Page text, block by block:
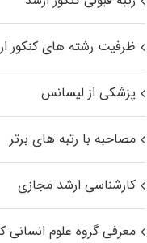
ظرفیت رشته های کنکور
پزشکی از لیسانس
مصاحبه با رتبه های برتر
کارشناسی ارشد مجازی
معرفی گروه علوم انسانی